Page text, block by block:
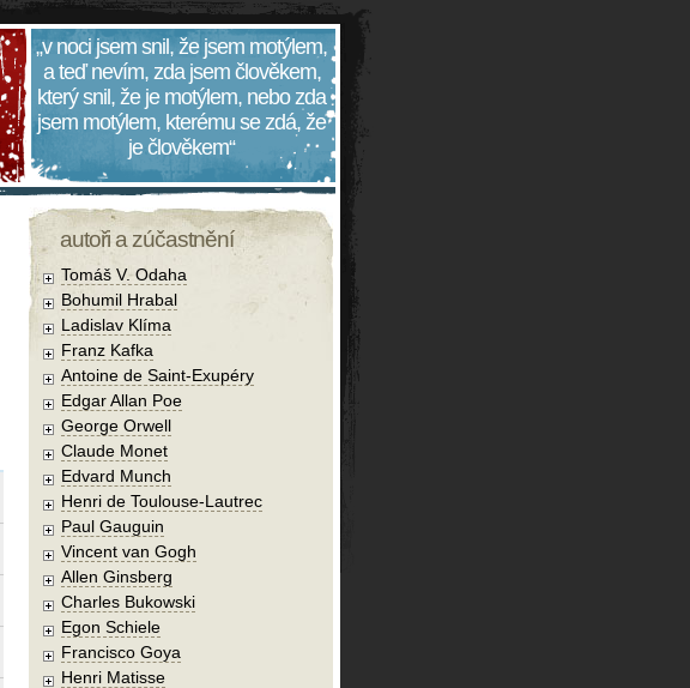
„v noci jsem snil, že jsem motýlem,
a teď nevím, zda jsem člověkem,
který snil, že je motýlem, nebo zda
jsem motýlem, kterému se zdá, že
je člověkem“
autoři a zúčastnění
Tomáš V. Odaha
Bohumil Hrabal
Ladislav Klíma
Franz Kafka
Antoine de Saint-Exupéry
Edgar Allan Poe
George Orwell
Claude Monet
Edvard Munch
Henri de Toulouse-Lautrec
Paul Gauguin
Vincent van Gogh
Allen Ginsberg
Charles Bukowski
Egon Schiele
Francisco Goya
Henri Matisse